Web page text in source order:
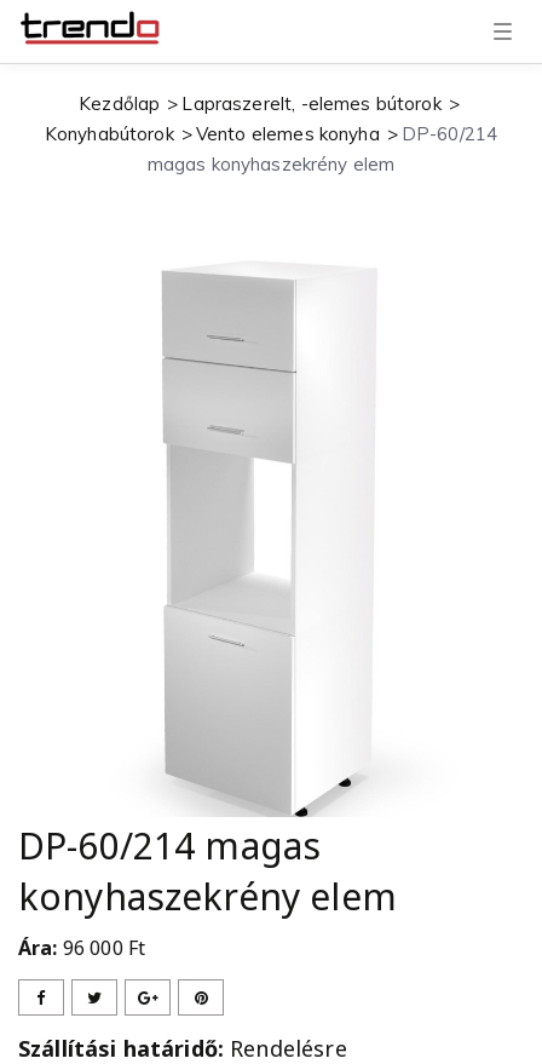
T
g
Kezdőlap
Lapraszerelt, -elemes bútorok
Konyhabútorok
Vento elemes konyha
DP-60/214
magas konyhaszekrény elem
DP-60/214 magas
konyhaszekrény elem
Ára: 96 000 Ft
Szállítási határidő: Rendelésre